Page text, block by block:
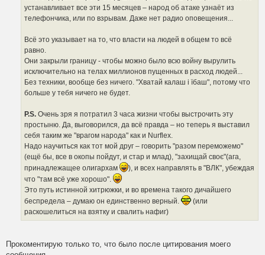
устанавливает все эти 15 месяцев – народ об атаке узнаёт из
телефончика, или по взрывам. Даже нет радио оповещения...
Всё это указывает на то, что власти на людей в общем то всё
равно.
Они закрыли границу - чтобы можно было всю войну вырулить
исключительно на телах миллионов пущенных в расход людей...
Без техники, вообще без ничего. "Хватай калаш i їбаш", потому что
больше у тебя ничего не будет.
P.S. Очень зря я потратил 3 часа жизни чтобы выстрочить эту
простыню. Да, выговорился, да всё правда – но теперь я выставил
себя таким же "врагом народа" как и Nurflex.
Надо научиться как тот мой друг – говорить "разом переможемо"
(ещё бы, все в окопы пойдут, и стар и млад), "захищай своє"(ага,
принадлежащее олигархам
), и всех направлять в "ВЛК", убеждая
что "там всё уже хорошо".
Это путь истинной хитрюжки, и во времена такого дичайшего
беспредела – думаю он единственно верный.
(или
раскошелиться на взятку и свалить нафиг)
Прокоментирую только то, что было после цитирования моего